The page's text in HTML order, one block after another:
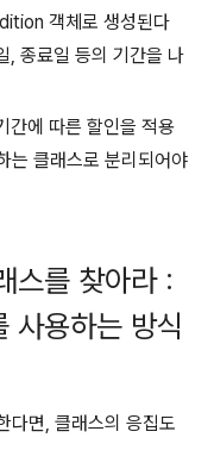
객체로 생성된다
종료일 등의 기간을 나
에 따른 할인을 적용
는 클래스로 분리되어야
스를 찾아라 :
사용하는 방식
다면, 클래스의 응집도